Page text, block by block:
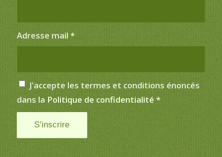
Adresse mail *
J'accepte les termes et conditions énoncés
dans la Politique de confidentialité *